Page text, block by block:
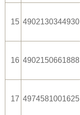
15 4902130344930
16 4902150661888
17 4974581001625